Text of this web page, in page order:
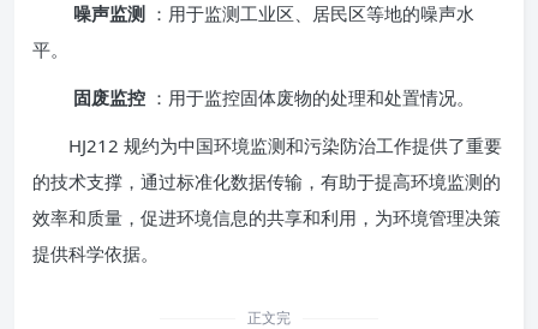
噪声监测 ：用于监测工业区、居民区等地的噪声水
平。
固废监控 ：用于监控固体废物的处理和处置情况。
HJ212 规约为中国环境监测和污染防治工作提供了重要
的技术支撑，通过标准化数据传输，有助于提高环境监测的
效率和质量，促进环境信息的共享和利用，为环境管理决策
提供科学依据。
正文完